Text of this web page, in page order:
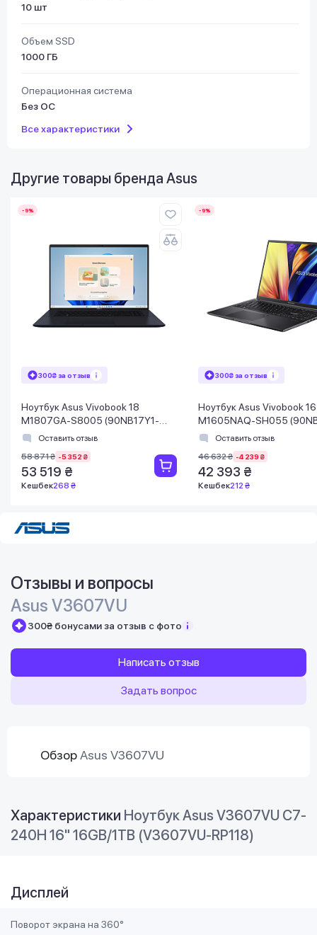
10 шт
Объем SSD
1000 ГБ
Операционная система
Без ОС
Все характеристики
Другие товары бренда Asus
-9%
300₴ за отзыв
Ноутбук Asus Vivobook 18
M1807GA-S8005 (90NB17Y1-
M000B0) Quiet Blue
Оставить отзыв
58 871 ₴ -5 352 ₴
53 519 ₴
Кешбек268 ₴
-9%
300₴ за отзыв
Ноутбук Asus Vivobook
M1605NAQ-SH055
M001Z0) Indie Black
Оставить отзыв
46 632 ₴ -4 239 ₴
42 393 ₴
Кешбек212 ₴
Отзывы и вопросы
Asus V3607VU
300₴ бонусами за отзыв с фото
Написать отзыв
Задать вопрос
ОбзорAsus V3607VU
Характеристики Ноутбук Asus V3607VU C7-
240H 16" 16GB/1TB (V3607VU-RP118)
Дисплей
Поворот экрана на 360°